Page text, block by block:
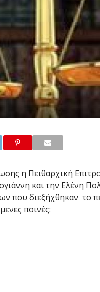
η Πειθαρχική
και την Ελένη
που διεξήχθηκαν το
ποινές: